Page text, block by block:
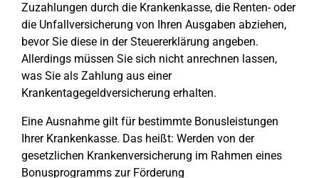
Zuzahlungen durch die Krankenkasse, die Renten- oder
die Unfallversicherung von Ihren Ausgaben abziehen,
bevor Sie diese in der Steuererklärung angeben.
Allerdings müssen Sie sich nicht anrechnen lassen,
was Sie als Zahlung aus einer
Krankentagegeldversicherung erhalten.
Eine Ausnahme gilt für bestimmte Bonusleistungen
Ihrer Krankenkasse. Das heißt: Werden von der
gesetzlichen Krankenversicherung im Rahmen eines
Bonusprogramms zur Förderung